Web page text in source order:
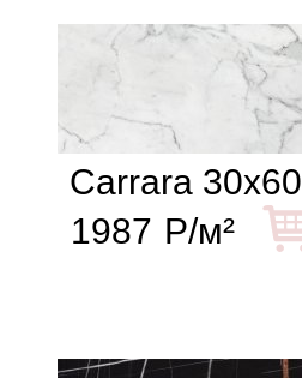
Carrara 30x60
1987 Р/м²